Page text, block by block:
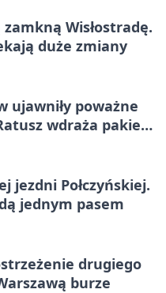
Wisłostradę.
duże zmiany
ujawniły poważne
wdraża pakiet
jezdni Połczyńskiej.
jednym pasem
drugiego
burze